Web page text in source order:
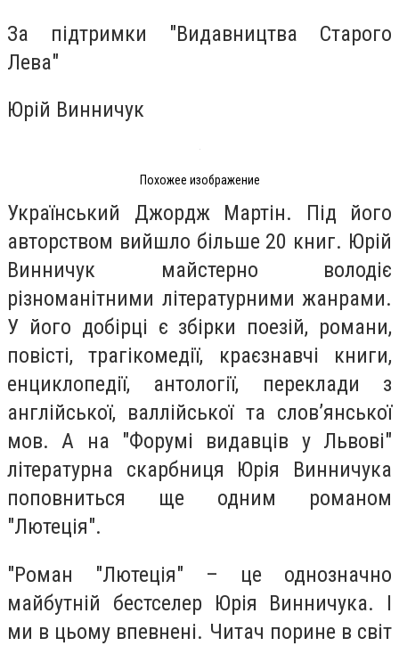
За підтримки "Видавництва Старого
Лева"
Юрій Винничук
Похожее изображение
Український Джордж Мартін. Під його
авторством вийшло більше 20 книг. Юрій
Винничук майстерно володіє
різноманітними літературними жанрами.
У його добірці є збірки поезій, романи,
повісті, трагікомедії, краєзнавчі книги,
енциклопедії, антології, переклади з
англійської, валлійської та слов’янської
мов. А на "Форумі видавців у Львові"
літературна скарбниця Юрія Винничука
поповниться ще одним романом
"Лютеція".
"Роман "Лютеція" – це однозначно
майбутній бестселер Юрія Винничука. І
ми в цьому впевнені. Читач порине в світ